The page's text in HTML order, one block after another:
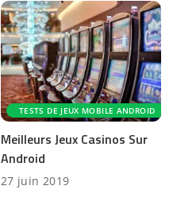
TESTS DE JEUX MOBILE ANDROID
Meilleurs Jeux Casinos Sur
Android
27 juin 2019